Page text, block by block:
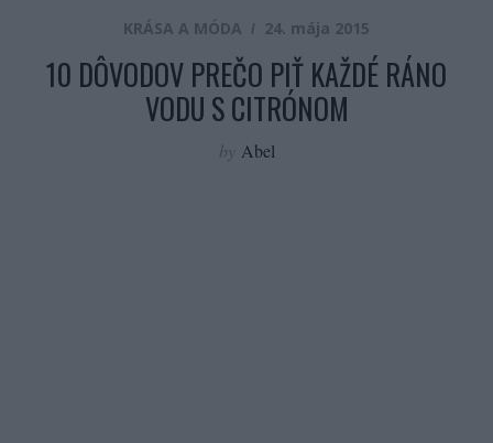
KRÁSA A MÓDA 24. mája 2015
10 DÔVODOV PREČO PIŤ KAŽDÉ RÁNO
VODU S CITRÓNOM
by Abel